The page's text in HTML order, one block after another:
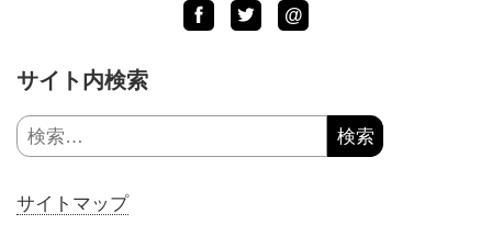
Facebook
TwitterLINE
@
サイト内検索
検
索:
サイトマップ